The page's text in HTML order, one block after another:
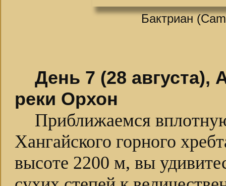
Бактриан
День 7 (28
реки Орхон
Приближаемся
Хангайского горного
высоте 2200 м, вы